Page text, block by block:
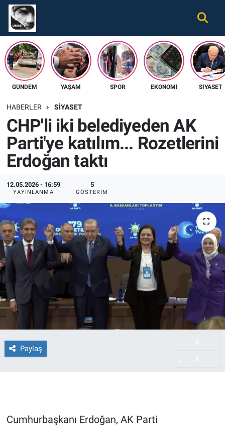
GÜNDEM YAŞAM SPOR EKONOMI SIYASET
HABERLER SIYASET
CHP'li iki belediyeden AK
Parti'ye katılım... Rozetlerini
Erdoğan taktı
12.05.2026 - 16:59
YAYINLANMA
5
GÖSTERIM
Paylaş
Cumhurbaşkanı Erdoğan, AK Parti
Gündem
Ekonomi
Spor
Tüm Haberler
İletişim
Künye
Nöbetçi Eczaneler
Hava Durumu
Namaz Vakitleri
Süper Lig Puan Durumu ve Fikstür
Tüm Manşetler
Son Dakika Haberleri
Haber Arşivi